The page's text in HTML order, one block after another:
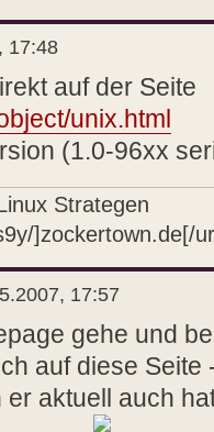
17:48
auf der Seite
unix.html
(1.0-96xx
Strategen
]zockertown.de[/
17:57
gehe und
auf diese Seite
aktuell auch